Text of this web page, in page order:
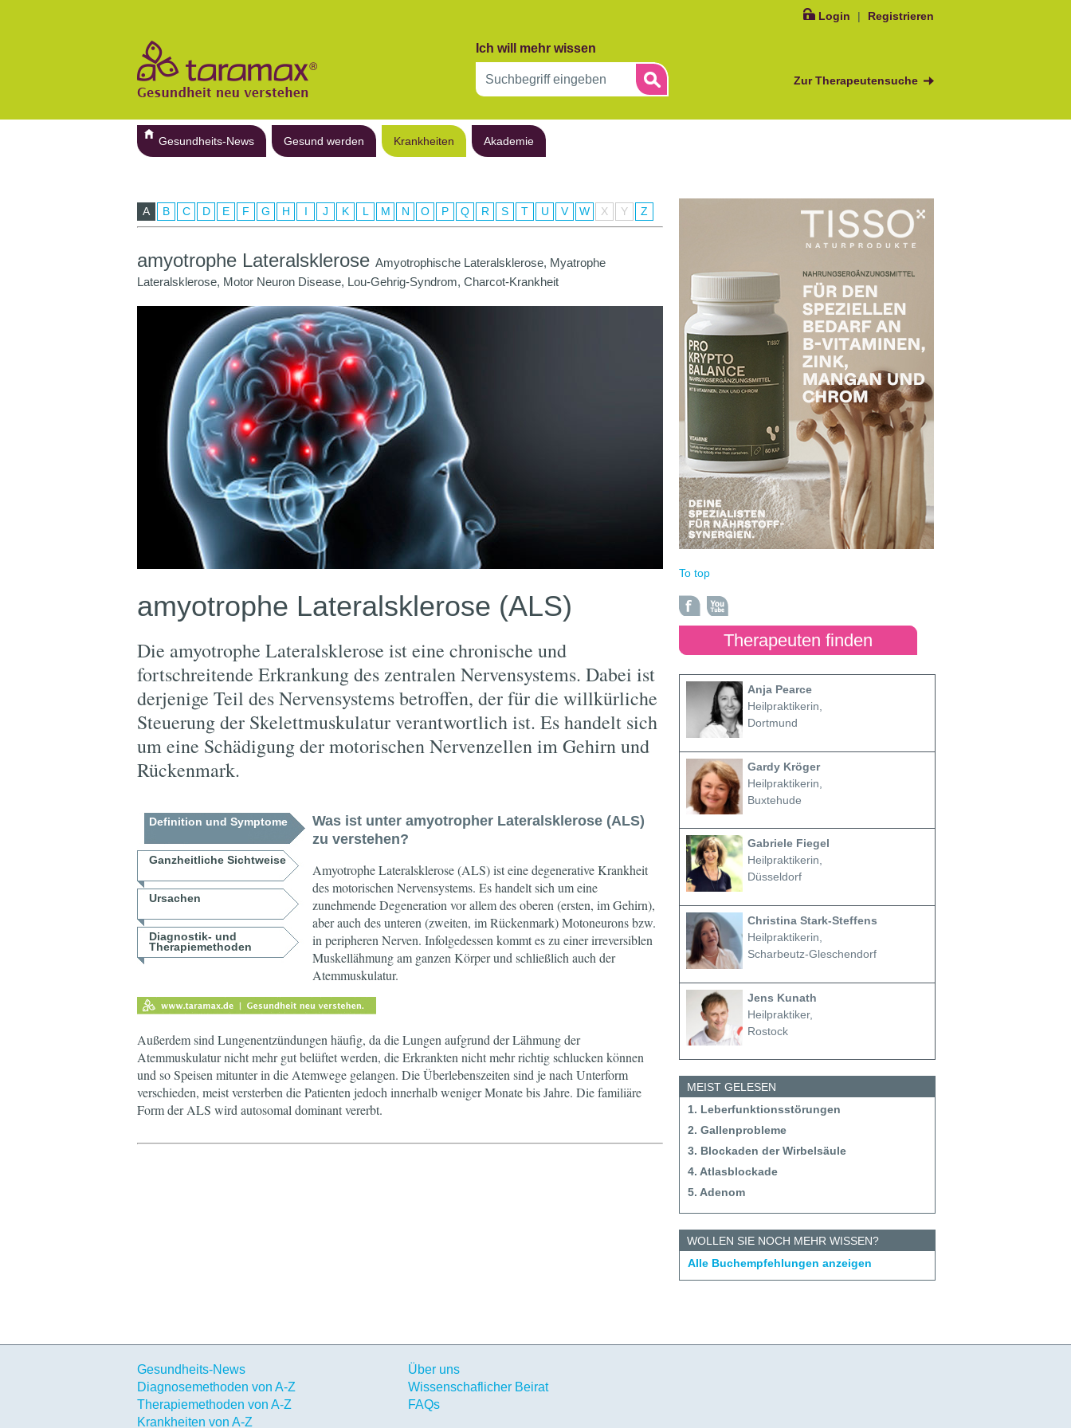
Login | Registrieren
Ich will mehr wissen
Zur Therapeutensuche
Gesundheits-News Gesund werden Krankheiten Akademie
A B C D E F G H I J K L M N O P Q R S T U V W X Y Z
amyotrophe Lateralsklerose Amyotrophische Lateralsklerose, Myatrophe
Lateralsklerose, Motor Neuron Disease, Lou-Gehrig-Syndrom, Charcot-Krankheit
amyotrophe Lateralsklerose (ALS)
Die amyotrophe Lateralsklerose ist eine chronische und
fortschreitende Erkrankung des zentralen Nervensystems. Dabei ist
derjenige Teil des Nervensystems betroffen, der für die willkürliche
Steuerung der Skelettmuskulatur verantwortlich ist. Es handelt sich
um eine Schädigung der motorischen Nervenzellen im Gehirn und
Rückenmark.
Definition und Symptome
Ganzheitliche Sichtweise
Ursachen
Diagnostik- und
Therapiemethoden
Was ist unter amyotropher Lateralsklerose (ALS)
zu verstehen?
Amyotrophe Lateralsklerose (ALS) ist eine degenerative Krankheit
des motorischen Nervensystems. Es handelt sich um eine
zunehmende Degeneration vor allem des oberen (ersten, im Gehirn),
aber auch des unteren (zweiten, im Rückenmark) Motoneurons bzw.
in peripheren Nerven. Infolgedessen kommt es zu einer irreversiblen
Muskellähmung am ganzen Körper und schließlich auch der
Atemmuskulatur.
Außerdem sind Lungenentzündungen häufig, da die Lungen aufgrund der Lähmung der
Atemmuskulatur nicht mehr gut belüftet werden, die Erkrankten nicht mehr richtig schlucken können
und so Speisen mitunter in die Atemwege gelangen. Die Überlebenszeiten sind je nach Unterform
verschieden, meist versterben die Patienten jedoch innerhalb weniger Monate bis Jahre. Die familiäre
Form der ALS wird autosomal dominant vererbt.
To top
Therapeuten finden
Anja Pearce
Heilpraktikerin,
Dortmund
Gardy Kröger
Heilpraktikerin,
Buxtehude
Gabriele Fiegel
Heilpraktikerin,
Düsseldorf
Christina Stark-Steffens
Heilpraktikerin,
Scharbeutz-Gleschendorf
Jens Kunath
Heilpraktiker,
Rostock
MEIST GELESEN
1. Leberfunktionsstörungen
2. Gallenprobleme
3. Blockaden der Wirbelsäule
4. Atlasblockade
5. Adenom
WOLLEN SIE NOCH MEHR WISSEN?
Alle Buchempfehlungen anzeigen
Gesundheits-News
Diagnosemethoden von A-Z
Therapiemethoden von A-Z
Krankheiten von A-Z
Über uns
Wissenschaflicher Beirat
FAQs